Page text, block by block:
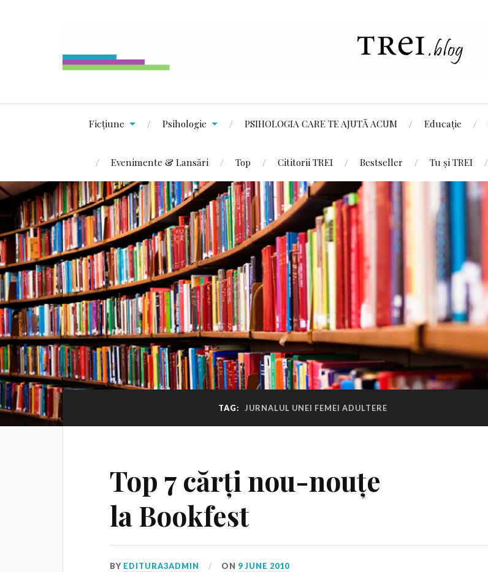
Ficțiune Psihologie PSIHOLOGIA CARE TE AJUTĂ ACUM Educație
Evenimente & Lansări Top Cititorii TREI Bestseller Tu și TREI
TAG: JURNALUL UNEI FEMEI ADULTERE
Top 7 cărți nou-nouțe
la Bookfest
BY EDITURA3ADMIN ON 9 JUNE 2010